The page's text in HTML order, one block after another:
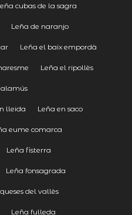
cubas de la sagra
Leña de naranjo
Leña el baix empordà
Leña el ripollès
alamús
lleida Leña en saco
eume comarca
Leña fisterra
Leña fonsagrada
del vallès
Leña fulleda